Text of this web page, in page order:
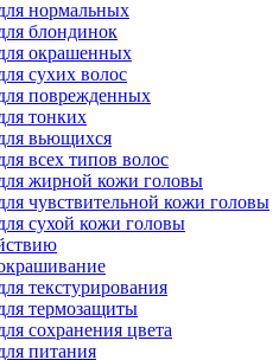
нормальных
блондинок
окрашенных
сухих волос
поврежденных
тонких
вьющихся
всех типов волос
жирной кожи головы
чувствительной кожи головы
сухой кожи головы
текстурирования
термозащиты
сохранения цвета
питания